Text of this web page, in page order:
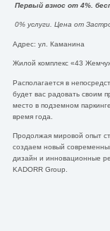
Первый взнос от 4%.
0% услуги. Цена от
Адрес: ул. Каманина
Жилой комплекс «43
Располагается в
будет вас радовать своим
место в подземном
время года.
Продолжая мировой опыт
создаем новый
дизайн и инновационные
KADORR Group.